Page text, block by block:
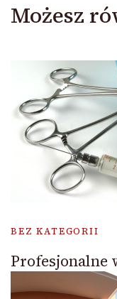
Możesz
BEZ KATEGORII
Profesjonalne